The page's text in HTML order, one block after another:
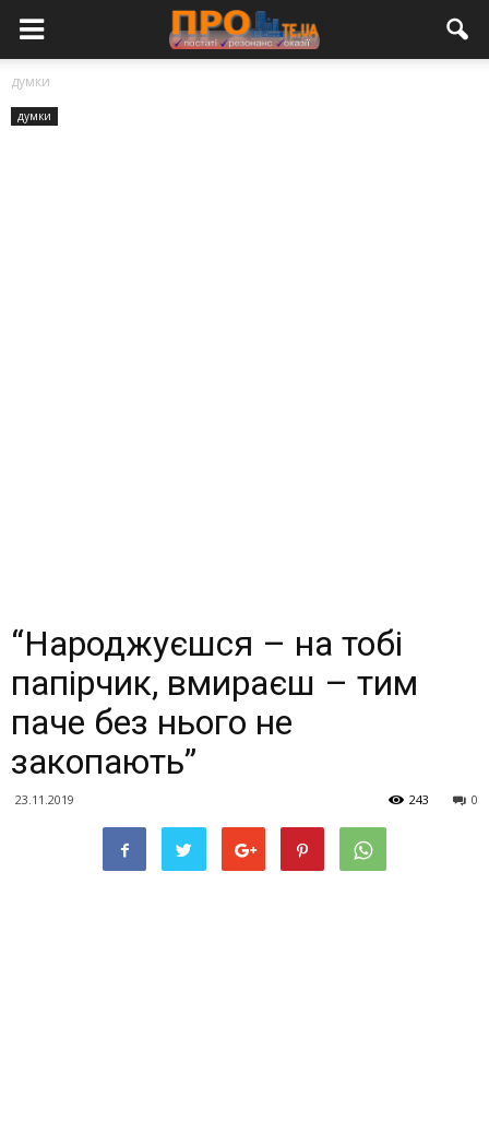
думки
думки
“Народжуєшся – на тобі
папірчик, вмираєш – тим
паче без нього не
закопають”
23.11.2019 0
243